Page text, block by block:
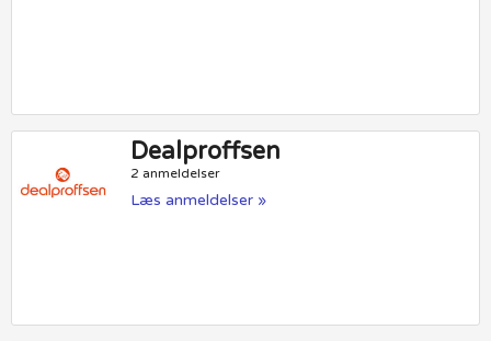
Dealproffsen
2 anmeldelser
Læs anmeldelser »